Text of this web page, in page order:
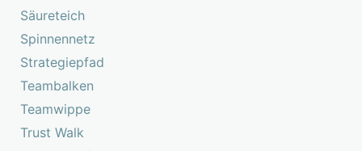
Säureteich
Spinnennetz
Strategiepfad
Teambalken
Teamwippe
Trust Walk